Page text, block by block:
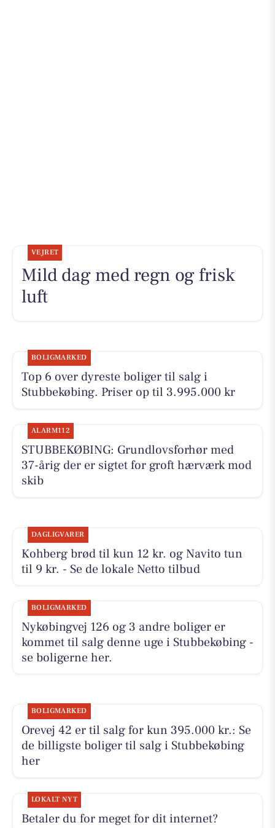
VEJRET
Mild dag med regn og frisk
luft
BOLIGMARKED
Top 6 over dyreste boliger til salg i
Stubbekøbing. Priser op til 3.995.000 kr
ALARM112
STUBBEKØBING: Grundlovsforhør med
37-årig der er sigtet for groft hærværk mod
skib
DAGLIGVARER
Kohberg brød til kun 12 kr. og Navito tun
til 9 kr. - Se de lokale Netto tilbud
BOLIGMARKED
Nykøbingvej 126 og 3 andre boliger er
kommet til salg denne uge i Stubbekøbing -
se boligerne her.
BOLIGMARKED
Orevej 42 er til salg for kun 395.000 kr.: Se
de billigste boliger til salg i Stubbekøbing
her
LOKALT NYT
Betaler du for meget for dit internet?